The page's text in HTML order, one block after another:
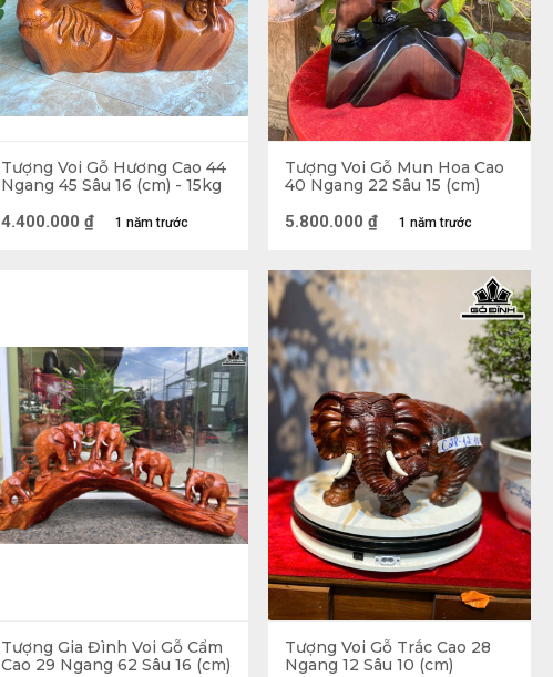
Tượng Voi Gỗ Hương Cao 44
Ngang 45 Sâu 16 (cm) - 15kg
1 năm trước
4.400.000 ₫
Tượng Voi Gỗ Mun Hoa Cao
40 Ngang 22 Sâu 15 (cm)
1 năm trước
5.800.000 ₫
Tượng Gia Đình Voi Gỗ Cẩm
Cao 29 Ngang 62 Sâu 16 (cm)
Tượng Voi Gỗ Trắc Cao 28
Ngang 12 Sâu 10 (cm)